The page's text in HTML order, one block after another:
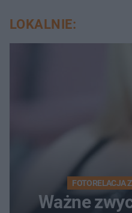
LOKALNIE:
FOTORELACJA
Ważne